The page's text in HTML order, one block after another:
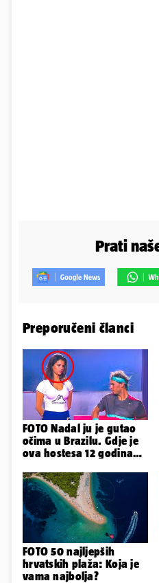
Prati
Preporučeni članci
FOTO Nadal ju je gutao
očima u Brazilu. Gdje je
ova hostesa 12 godina
FOTO 50 najljepših
hrvatskih plaža: Koja je
vama najbolja?